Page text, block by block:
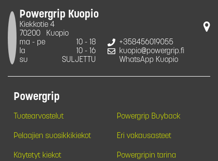
Powergrip Kuopio
Kiekkotie 4
70200
Kuopio
ma - pe
10 - 18
la
10 - 16
su
SULJETTU
+358456019055
kuopio@powergrip.fi
WhatsApp Kuopio
Powergrip
Tuotearvostelut Powergrip Buyback
Pelaajien suosikkikiekot Eri vakausasteet
Käytetyt kiekot Powergripin tarina